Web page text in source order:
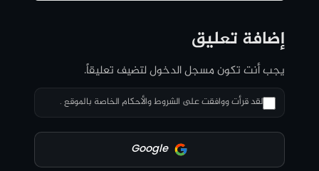
إضافة تعليق
يجب أنت تكونمسجل الدخوللتضيف تعليقاً.
لقد قرأت ووافقت على الشروط والأحكام الخاصة بالموقع .